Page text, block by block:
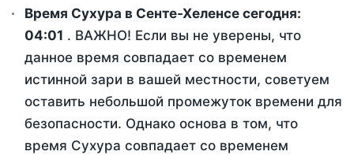
Время Сухура в Сенте-Хеленсе сегодня:
04:01 . ВАЖНО! Если вы не уверены, что
данное время совпадает со временем
истинной зари в вашей местности, советуем
оставить небольшой промежуток времени для
безопасности. Однако основа в том, что
время Сухура совпадает со временем